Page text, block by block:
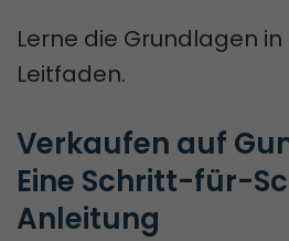
Lerne die Grundlagen
Leitfaden.
Verkaufen auf
Eine Schritt-für-
Anleitung